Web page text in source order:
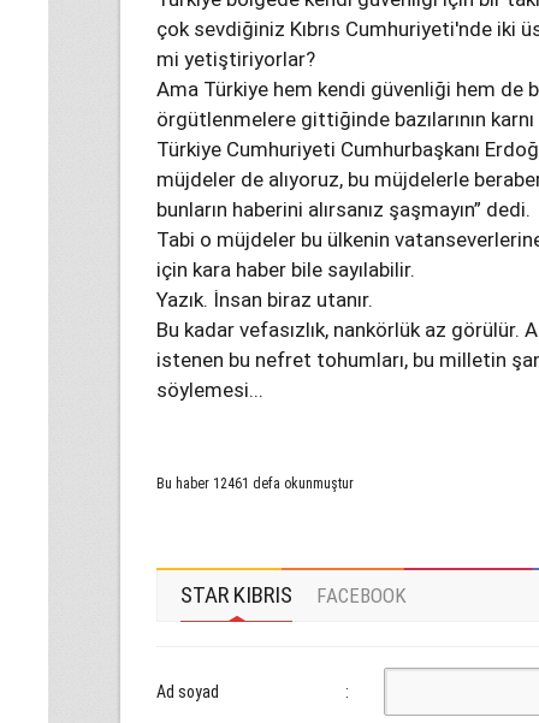
çok sevdiğiniz Kıbrıs Cumhuriyeti'nde iki
mi yetiştiriyorlar?
Ama Türkiye hem kendi güvenliği hem de
örgütlenmelere gittiğinde bazılarının
Türkiye Cumhuriyeti Cumhurbaşkanı
müjdeler de alıyoruz, bu müjdelerle
bunların haberini alırsanız şaşmayın” dedi.
Tabi o müjdeler bu ülkenin
için kara haber bile sayılabilir.
Yazık. İnsan biraz utanır.
Bu kadar vefasızlık, nankörlük az görülür.
istenen bu nefret tohumları, bu milletin
söylemesi...
Bu haber 12461 defa okunmuştur
STAR KIBRIS FACEBOOK
Ad soyad :